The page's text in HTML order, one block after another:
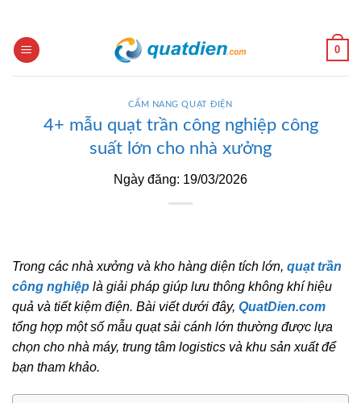
content
0
CẨM NANG QUẠT ĐIỆN
4+ mẫu quạt trần công nghiệp công
suất lớn cho nhà xưởng
Ngày đăng: 19/03/2026
Trong các nhà xưởng và kho hàng diện tích lớn, quạt trần
công nghiệp là giải pháp giúp lưu thông không khí hiệu
quả và tiết kiệm điện. Bài viết dưới đây, QuatDien.com
tổng hợp một số mẫu quạt sải cánh lớn thường được lựa
chọn cho nhà máy, trung tâm logistics và khu sản xuất để
bạn tham khảo.